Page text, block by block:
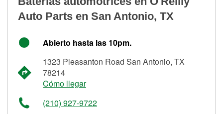
Auto Parts en San Antonio, TX
Abierto hasta las 10pm.
1323 Pleasanton Road San Antonio, TX
78214
Cómo llegar
(210) 927-9722